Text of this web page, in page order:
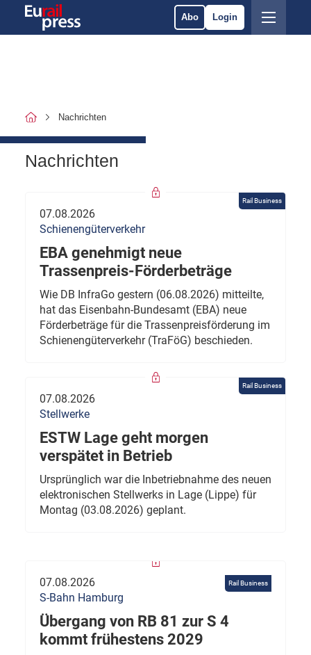
Abo Login
Nachrichten
Nachrichten
Rail Business
07.08.2026
Schienengüterverkehr
EBA genehmigt neue
Trassenpreis-Förderbeträge
Wie DB InfraGo gestern (06.08.2026) mitteilte,
hat das Eisenbahn-Bundesamt (EBA) neue
Förderbeträge für die Trassenpreisförderung im
Schienengüterverkehr (TraFöG) beschieden.
Rail Business
07.08.2026
Stellwerke
ESTW Lage geht morgen
verspätet in Betrieb
Ursprünglich war die Inbetriebnahme des neuen
elektronischen Stellwerks in Lage (Lippe) für
Montag (03.08.2026) geplant.
Rail Business
07.08.2026
S-Bahn Hamburg
Übergang von RB 81 zur S 4
kommt frühestens 2029